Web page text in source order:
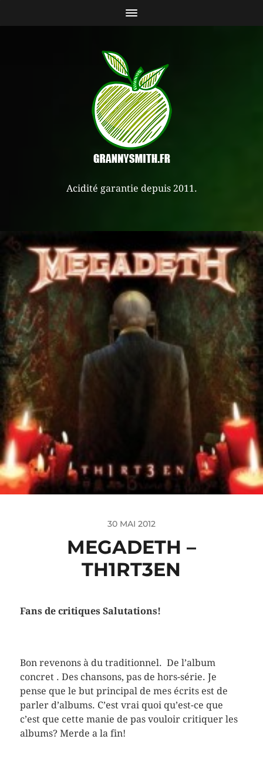
Acidité garantie depuis 2011.
30 MAI 2012
MEGADETH –
TH1RT3EN
Fans de critiques Salutations!
Bon revenons à du traditionnel. De l’album
concret . Des chansons, pas de hors-série. Je
pense que le but principal de mes écrits est de
parler d’albums. C’est vrai quoi qu’est-ce que
c’est que cette manie de pas vouloir critiquer les
albums? Merde a la fin!